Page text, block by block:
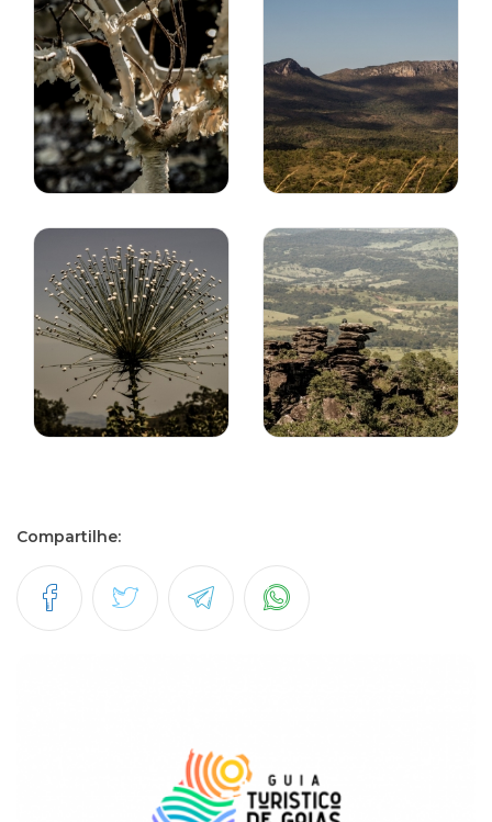
Compartilhe: